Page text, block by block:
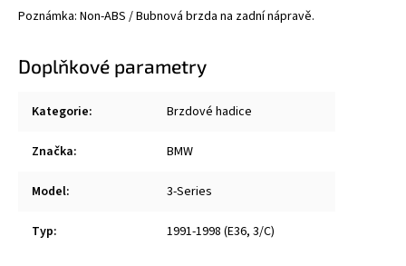
Poznámka: Non-ABS / Bubnová brzda na zadní nápravě.
Doplňkové parametry
Kategorie: Brzdové hadice
Značka: BMW
Model: 3-Series
Typ: 1991-1998 (E36, 3/C)